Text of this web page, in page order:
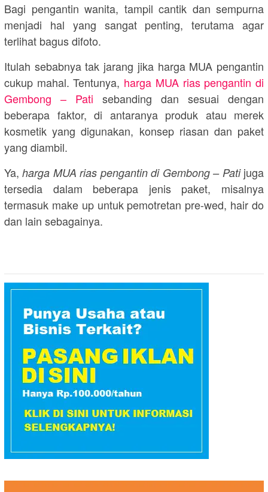
Bagi pengantin wanita, tampil cantik dan sempurna
menjadi hal yang sangat penting, terutama agar
terlihat bagus difoto.
Itulah sebabnya tak jarang jika harga MUA pengantin
cukup mahal. Tentunya, harga MUA rias pengantin di
Gembong – Pati sebanding dan sesuai dengan
beberapa faktor, di antaranya produk atau merek
kosmetik yang digunakan, konsep riasan dan paket
yang diambil.
Ya,harga MUA rias pengantin di Gembong – Patijuga
tersedia dalam beberapa jenis paket, misalnya
termasuk make up untuk pemotretan pre-wed, hair do
dan lain sebagainya.